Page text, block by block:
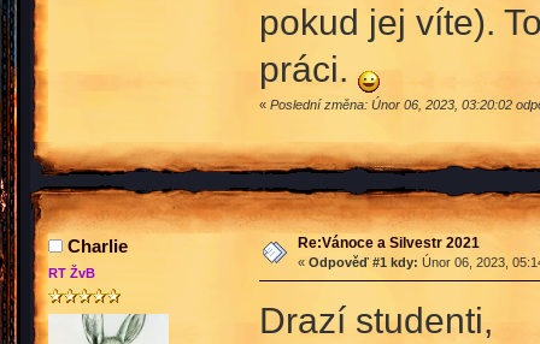
pokud jej víte).
práci.
« Poslední změna: Únor 06, 2023, 03:20:02
Charlie
RT ŽvB
Re:Vánoce a Silvestr 2021
« Odpověď #1 kdy: Únor 06, 2023,
Drazí studenti,